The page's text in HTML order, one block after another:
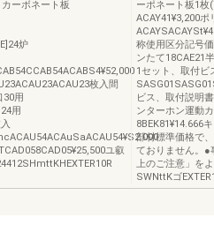
ーボネート板
炉
枚入間
30用
用
ユ叡
ーポネート板1枚
ACAY41¥3,200
称使用区分記号
ンたて18CAE21
1セット、取付ビ
ビス、取付説明
ンターホン運動
8BEK81¥14.666
部材標準価格で
ておりません。●
上のご注意」を
SWNttKゴ